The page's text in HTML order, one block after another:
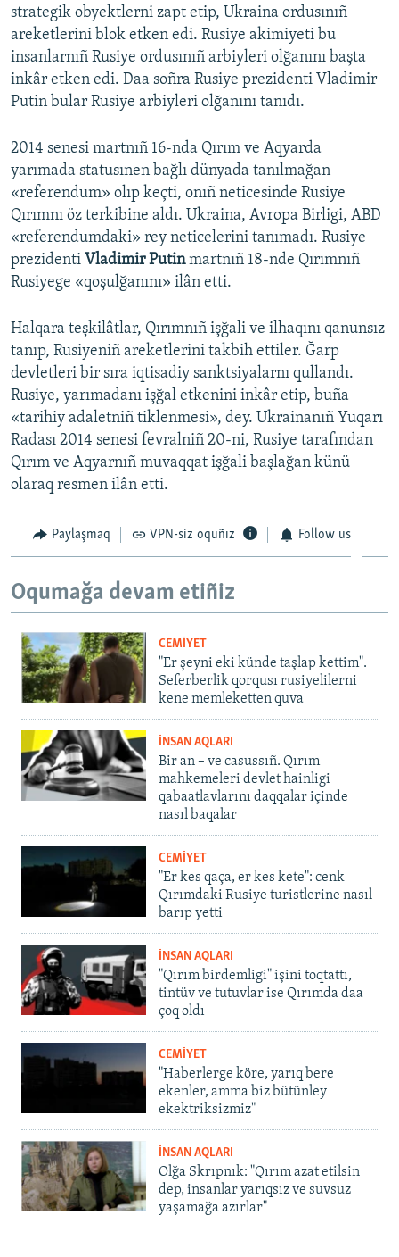
strategik obyektlerni zapt etip, Ukraina ordusınıñ
areketlerini blok etken edi. Rusiye akimiyeti bu
insanlarnıñ Rusiye ordusınıñ arbiyleri olğanını başta
inkâr etken edi. Daa soñra Rusiye prezidenti Vladimir
Putin bular Rusiye arbiyleri olğanını tanıdı.
2014 senesi martnıñ 16-nda Qırım ve Aqyarda
yarımada statusınen bağlı dünyada tanılmağan
«referendum» olıp keçti, onıñ neticesinde Rusiye
Qırımnı öz terkibine aldı. Ukraina, Avropa Birligi, ABD
«referendumdaki» rey neticelerini tanımadı. Rusiye
prezidenti Vladimir Putinmartnıñ 18-nde Qırımnıñ
Rusiyege «qoşulğanını» ilân etti.
Halqara teşkilâtlar, Qırımnıñ işğali ve ilhaqını qanunsız
tanıp, Rusiyeniñ areketlerini takbih ettiler. Ğarp
devletleri bir sıra iqtisadiy sanktsiyalarnı qullandı.
Rusiye, yarımadanı işğal etkenini inkâr etip, buña
«tarihiy adaletniñ tiklenmesi», dey. Ukrainanıñ Yuqarı
Radası 2014 senesi fevralniñ 20-ni, Rusiye tarafından
Qırım ve Aqyarnıñ muvaqqat işğali başlağan künü
olaraq resmen ilân etti.
Paylaşmaq VPN-siz oquñız Follow us
Oqumağa devam etiñiz
CEMİYET
"Er şeyni eki künde taşlap kettim".
Seferberlik qorqusı rusiyelilerni
kene memleketten quva
İNSAN AQLARI
Bir an – ve casussıñ. Qırım
mahkemeleri devlet hainligi
qabaatlavlarını daqqalar içinde
nasıl baqalar
CEMİYET
"Er kes qaça, er kes kete": cenk
Qırımdaki Rusiye turistlerine nasıl
barıp yetti
İNSAN AQLARI
"Qırım birdemligi" işini toqtattı,
tintüv ve tutuvlar ise Qırımda daa
çoq oldı
CEMİYET
"Haberlerge köre, yarıq bere
ekenler, amma biz bütünley
ekektriksizmiz"
İNSAN AQLARI
Olğa Skrıpnık: "Qırım azat etilsin
dep, insanlar yarıqsız ve suvsuz
yaşamağa azırlar"